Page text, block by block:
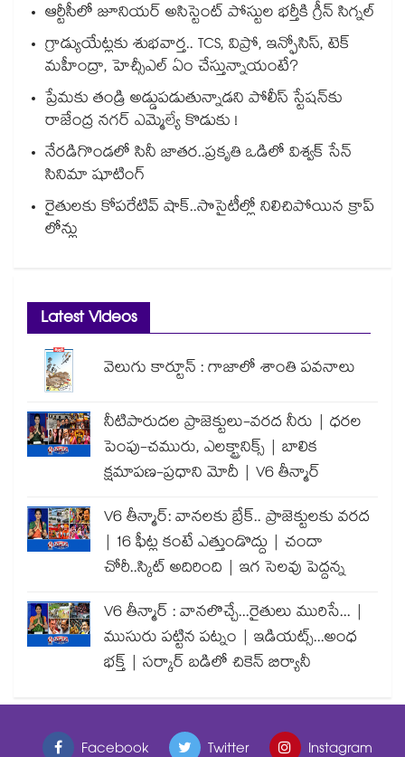
ఆర్టీసీలో జూనియర్ అసిస్టెంట్‌‌ పోస్టుల భర్తీకి గ్రీన్‌‌ సిగ్నల్
గ్రాడ్యుయేట్లకు శుభవార్త.. TCS, విప్రో, ఇన్ఫోసిస్, టెక్
మహీంద్రా, హెచ్సీఎల్ ఏం చేస్తున్నాయంటే?
ప్రేమకు తండ్రి అడ్డుపడుతున్నాడని పోలీస్ స్టేషన్⁪కు
రాజేంద్ర నగర్ ఎమ్మెల్యే కొడుకు !
నేరడిగొండలో సినీ జాతర..ప్రకృతి ఒడిలో విశ్వక్ సేన్
సినిమా షూటింగ్
రైతులకు కోపరేటివ్ షాక్..సొసైటీల్లో నిలిచిపోయిన క్రాప్
లోన్లు
Latest Videos
వెలుగు కార్టూన్ : గాజాలో శాంతి పవనాలు
నీటిపారుదల ప్రాజెక్టులు-వరద నీరు | ధరల
పెంపు-చమురు, ఎలక్ట్రానిక్స్ | బాలిక
క్షమాపణ-ప్రధాని మోదీ | V6 తీన్మార్
V6 తీన్మార్: వానలకు బ్రేక్.. ప్రాజెక్టులకు వరద
| 16 ఫీట్ల కంటే ఎత్తుండొద్దు | చందా
చోరీ..స్కిట్ అదిరింది | ఇగ సెలవు పెద్దన్న
V6 తీన్మార్ : వానలొచ్చే...రైతులు మురిసే... |
ముసురు పట్టిన పట్నం | ఇడియట్స్...అంధ
భక్త్ | సర్కార్ బడిలో చికెన్ బిర్యానీ
Facebook Twitter Instagram